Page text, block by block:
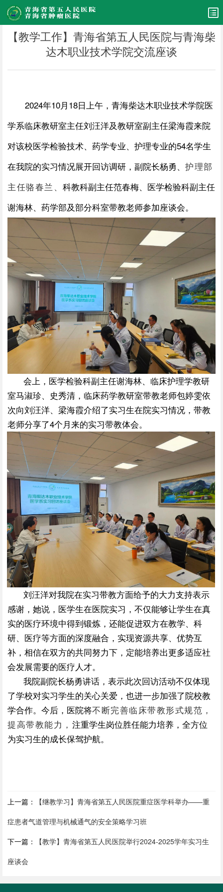
【教学工作】青海省第五人民医院与青海柴
达木职业技术学院交流座谈
2024年10月18日上午，青海柴达木职业技术学院医
学系临床教研室主任刘汪洋及教研室副主任梁海霞来院
对该校医学检验技术、药学专业、护理专业的54名学生
在我院的实习情况展开回访调研，副院长杨勇、 护理部
主任骆春兰、 科教科副主任范春梅、医学检验科副主任
谢海林、药学部及部分科室带教老师参加座谈会。
会上，医学检验科副主任谢海林、临床护理学教研
室马淑珍、史秀清，临床药学教研室带教老师包婷雯依
次向刘汪洋、梁海霞介绍了实习生在院实习情况，带教
老师分享了4个月来的实习带教体会。
刘汪洋对我院在实习带教方面给予的大力支持表示
感谢，她说，医学生在医院实习，不仅能够让学生在真
实的医疗环境中得到锻炼，还能促进双方在教学、科
研、医疗等方面的深度融合，实现资源共享、 优势互
补，相信在双方的共同努力下，定能培养出更多适应社
会发展需要的医疗人才。
我院副院长杨勇讲话，表示此次回访活动不仅体现
了学校对实习学生的关心关爱，也进一步加强了院校教
学合作。今后， 医院将不断完善临床带教形式规范，
提高带教能力， 注重学生岗位胜任能力培养，全方位
为实习生的成长保驾护航。
上一篇：
【继教学习】青海省第五人民医院重症医学科举办——重
症患者气道管理与机械通气的安全策略学习班
下一篇：
【教学】青海省第五人民医院举行2024-2025学年实习生
座谈会